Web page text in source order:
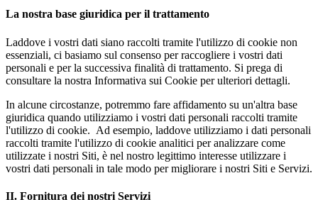
La nostra base giuridica per il trattamento
Laddove i vostri dati siano raccolti tramite l'utilizzo di cookie non
essenziali, ci basiamo sul consenso per raccogliere i vostri dati
personali e per la successiva finalità di trattamento. Si prega di
consultare la nostra Informativa sui Cookie per ulteriori dettagli.
In alcune circostanze, potremmo fare affidamento su un'altra base
giuridica quando utilizziamo i vostri dati personali raccolti tramite
l'utilizzo di cookie. Ad esempio, laddove utilizziamo i dati personali
raccolti tramite l'utilizzo di cookie analitici per analizzare come
utilizzate i nostri Siti, è nel nostro legittimo interesse utilizzare i
vostri dati personali in tale modo per migliorare i nostri Siti e Servizi.
II. Fornitura dei nostri Servizi